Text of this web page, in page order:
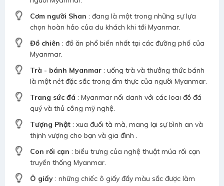
Cơm người Shan : đang là một trong những sự lựa
chọn hoàn hảo của du khách khi tới Myanmar.
Đồ chiên : đồ ăn phổ biến nhất tại các đường phố của
Myanmar.
Trà - bánh Myanmar : uống trà và thưởng thức bánh
là một nét đặc sắc trong ẩm thực của người Myanmar.
Trang sức đá : Myanmar nổi danh với các loai đồ đá
quý và thủ công mỹ nghệ.
Tượng Phật : xua đuổi tà mà, mang lại sự bình an và
thịnh vượng cho bạn và gia đình .
Con rối cạn : biểu trưng của nghệ thuật múa rối cạn
truyền thống Myanmar.
Ô giấy : những chiếc ô giấy đầy màu sắc được làm